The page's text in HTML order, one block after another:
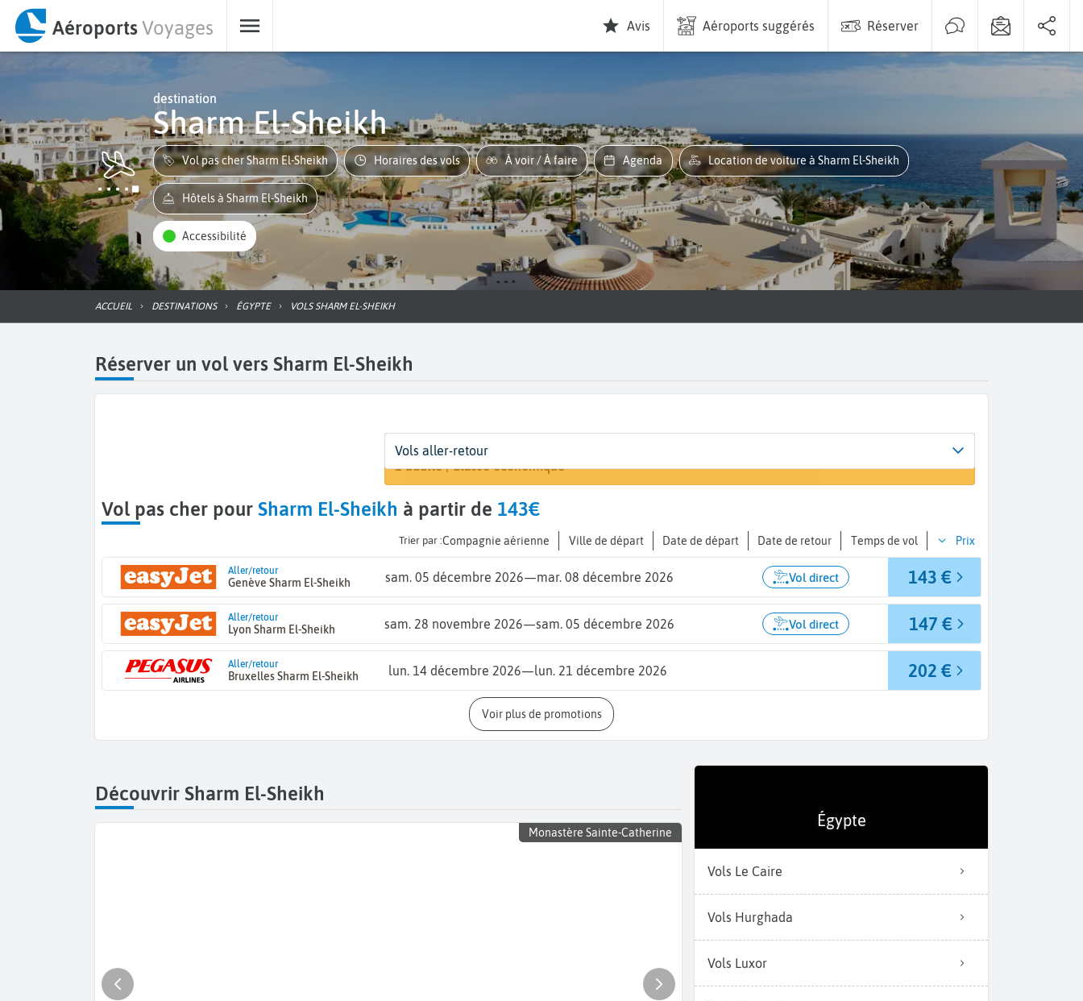
AéroportsVoyages Avis Aéroports suggérés Réserver
destination
Sharm El-Sheikh
Vol pas cher Sharm El-Sheikh Horaires des vols À voir / À faire Agenda Location de voiture à Sharm El-Sheikh
Hôtels à Sharm El-Sheikh
Accessibilité
ACCUEIL DESTINATIONS ÉGYPTE VOLS SHARM EL-SHEIKH
Réserver un vol vers Sharm El-Sheikh
Départ
De... Sharm El-Sheikh (SSH)
Dates
Dates de votre voyage
Voyageurs | Classe
1 adulte | Classe économique
Vols aller-retour
Vol pas cher pour Sharm El-Sheikh à partir de 143€
Trier par : Compagnie aérienne Ville de départ Date de départ Date de retour Temps de vol Prix
Aller/retour
Genève Sharm El-Sheikh sam. 05 décembre 2026—mar. 08 décembre 2026 Vol direct 143 €
Aller/retour
Lyon Sharm El-Sheikh sam. 28 novembre 2026—sam. 05 décembre 2026 Vol direct 147 €
Aller/retour
Bruxelles Sharm El-Sheikh lun. 14 décembre 2026—lun. 21 décembre 2026 202 €
Voir plus de promotions
Découvrir Sharm El-Sheikh
Monastère Sainte-Catherine
Égypte
Vols Le Caire
Vols Hurghada
Vols Luxor